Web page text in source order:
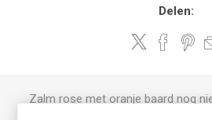
Delen:
Zalm rose met oranje baard nog